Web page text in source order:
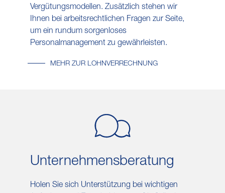
Vergütungsmodellen. Zusätzlich stehen wir
Ihnen bei arbeitsrechtlichen Fragen zur Seite,
um ein rundum sorgenloses
Personalmanagement zu gewährleisten.
Unternehmens​beratung
Holen Sie sich Unterstützung bei wichtigen
MEHR ZUR LOHNVERRECHNUNG